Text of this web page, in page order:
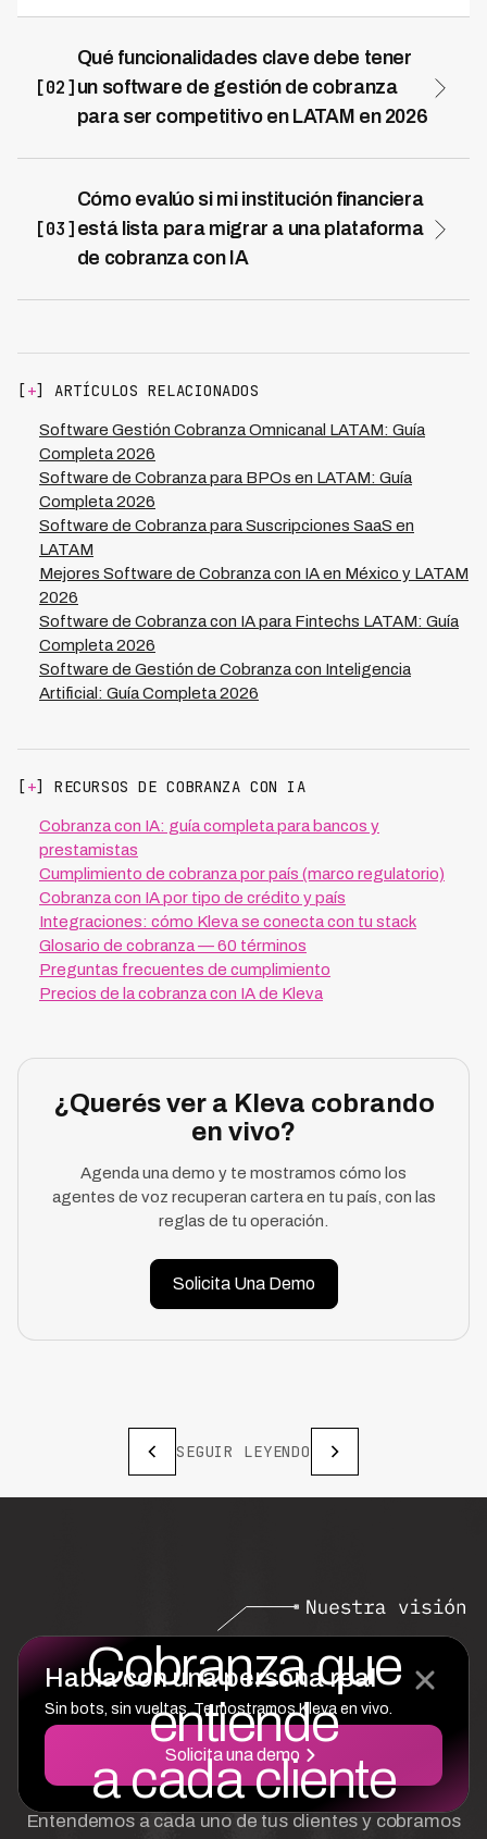
[02]
Qué funcionalidades clave debe tener
un software de gestión de cobranza
para ser competitivo en LATAM en 2026
de contactos multicanal, análisis de comportamiento de
país. Las plataformas modernas como Kleva operan en
7 países de LATAM con capacidad de personalizar
contacto. Además, la solución debe ofrecer dashboards
en tiempo real, integración API con sistemas core
escalar sin aumentar costos operativos
significativamente.
[03]
Cómo evalúo si mi institución financiera
está lista para migrar a una plataforma
de cobranza con IA
automatizados. Institucionalmente, necesitas
infraestructura para integración API, datos de cartera
normalizados y equipo dispuesto a reskilling hacia
supervisión estratégica de máquinas.
Operacionalmente, considera que plataformas como
Kleva reducen 70% de costos en gestiones rutinarias, lo
que requiere replantear roles de cobradores. El indicador
más claro es si tu cartera vencida supera 5% o tus
costos de cobranza sobrepasan 8% de la cartera; en
esos casos, la migración es inmediatamente rentable y
justificada.
[+] ARTÍCULOS RELACIONADOS
Software Gestión Cobranza Omnicanal LATAM: Guía
Completa 2026
Software de Cobranza para BPOs en LATAM: Guía
Completa 2026
Software de Cobranza para Suscripciones SaaS en
LATAM
Mejores Software de Cobranza con IA en México y LATAM
2026
Software de Cobranza con IA para Fintechs LATAM: Guía
Completa 2026
Software de Gestión de Cobranza con Inteligencia
Artificial: Guía Completa 2026
[+] RECURSOS DE COBRANZA CON IA
Cobranza con IA: guía completa para bancos y
prestamistas
Cumplimiento de cobranza por país (marco regulatorio)
Cobranza con IA por tipo de crédito y país
Integraciones: cómo Kleva se conecta con tu stack
Glosario de cobranza — 60 términos
Preguntas frecuentes de cumplimiento
Precios de la cobranza con IA de Kleva
¿Querés ver a Kleva cobrando
en vivo?
Agenda una demo y te mostramos cómo los
agentes de voz recuperan cartera en tu país, con las
reglas de tu operación.
Solicita Una Demo
SEGUIR LEYENDO
Habla con una persona real
Sin bots, sin vueltas. Te mostramos Kleva en vivo.
Solicita una demo
Cobranza que
entiende
a cada cliente
Entendemos a cada uno de tus clientes y cobramos